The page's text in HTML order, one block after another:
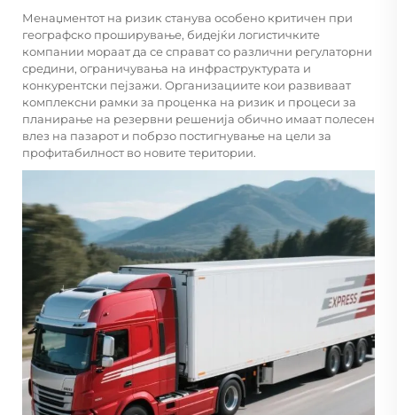
Менаџментот на ризик станува особено критичен при
географско проширување, бидејќи логистичките
компании мораат да се справат со различни регулаторни
средини, ограничувања на инфраструктурата и
конкурентски пејзажи. Организациите кои развиваат
комплексни рамки за проценка на ризик и процеси за
планирање на резервни решенија обично имаат полесен
влез на пазарот и побрзо постигнување на цели за
профитабилност во новите територии.